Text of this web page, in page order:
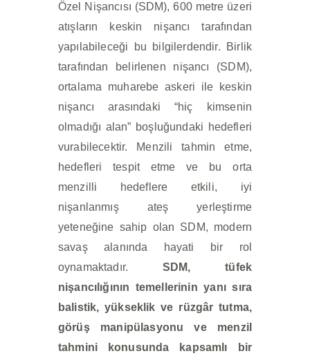
Özel Nişancısı (SDM), 600 metre üzeri
atışların keskin nişancı tarafından
yapılabileceği bu bilgilerdendir. Birlik
tarafından belirlenen nişancı (SDM),
ortalama muharebe askeri ile keskin
nişancı arasındaki “hiç kimsenin
olmadığı alan” boşluğundaki hedefleri
vurabilecektir. Menzili tahmin etme,
hedefleri tespit etme ve bu orta
menzilli hedeflere etkili, iyi
nişanlanmış ateş yerleştirme
yeteneğine sahip olan SDM, modern
savaş alanında hayati bir rol
oynamaktadır. SDM, tüfek
nişancılığının temellerinin yanı sıra
balistik, yükseklik ve rüzgâr tutma,
görüş manipülasyonu ve menzil
tahmini konusunda kapsamlı bir